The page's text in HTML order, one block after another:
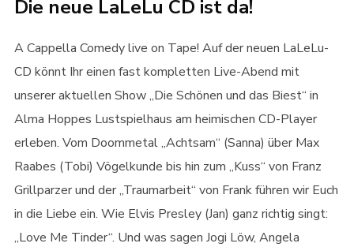
Die neue LaLeLu CD ist da!
A Cappella Comedy live on Tape! Auf der neuen LaLeLu-
CD könnt Ihr einen fast kompletten Live-Abend mit
unserer aktuellen Show „Die Schönen und das Biest“ in
Alma Hoppes Lustspielhaus am heimischen CD-Player
erleben. Vom Doommetal „Achtsam“ (Sanna) über Max
Raabes (Tobi) Vögelkunde bis hin zum „Kuss“ von Franz
Grillparzer und der „Traumarbeit“ von Frank führen wir Euch
in die Liebe ein. Wie Elvis Presley (Jan) ganz richtig singt:
„Love Me Tinder“. Und was sagen Jogi Löw, Angela